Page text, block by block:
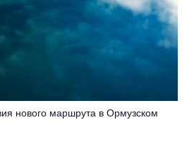
нового маршрута в Ормузском